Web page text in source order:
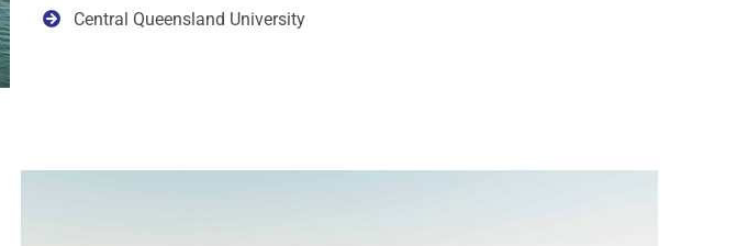
Central Queensland University